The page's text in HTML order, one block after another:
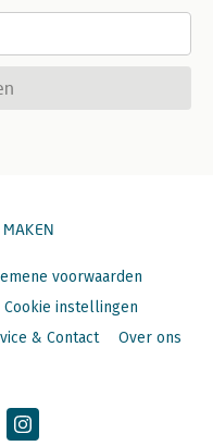
MAKEN
voorwaarden
Cookie instellingen
& Contact Over ons